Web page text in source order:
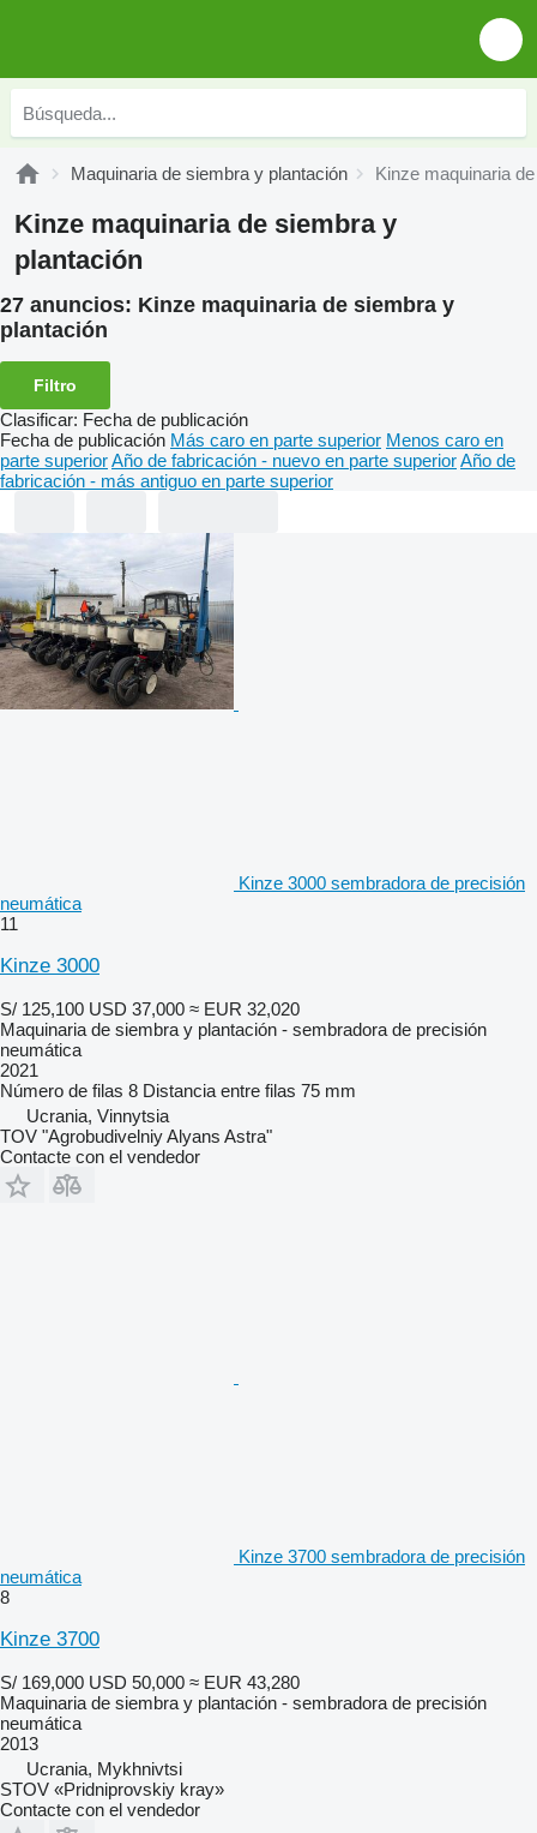
Maquinaria de siembra y plantación Kinze maquinaria
Kinze maquinaria de siembra y
plantación
27 anuncios: Kinze maquinaria de siembra y
plantación
Filtro
Clasificar: Fecha de publicación
Fecha de publicación Más caro en parte superior Menos caro en
parte superiorAño de fabricación - nuevo en parte superiorAño de
fabricación - más antiguo en parte superior
Kinze 3000 sembradora de precisión
neumática
11
Kinze 3000
S/ 125,100 USD 37,000 ≈ EUR 32,020
Maquinaria de siembra y plantación - sembradora de precisión
neumática
2021
Número de filas 8 Distancia entre filas 75 mm
Ucrania, Vinnytsia
TOV "Agrobudivelniy Alyans Astra"
Contacte con el vendedor
Kinze 3700 sembradora de precisión
neumática
8
Kinze 3700
S/ 169,000 USD 50,000 ≈ EUR 43,280
Maquinaria de siembra y plantación - sembradora de precisión
neumática
2013
Ucrania, Mykhnivtsi
STOV «Pridniprovskiy kray»
Contacte con el vendedor